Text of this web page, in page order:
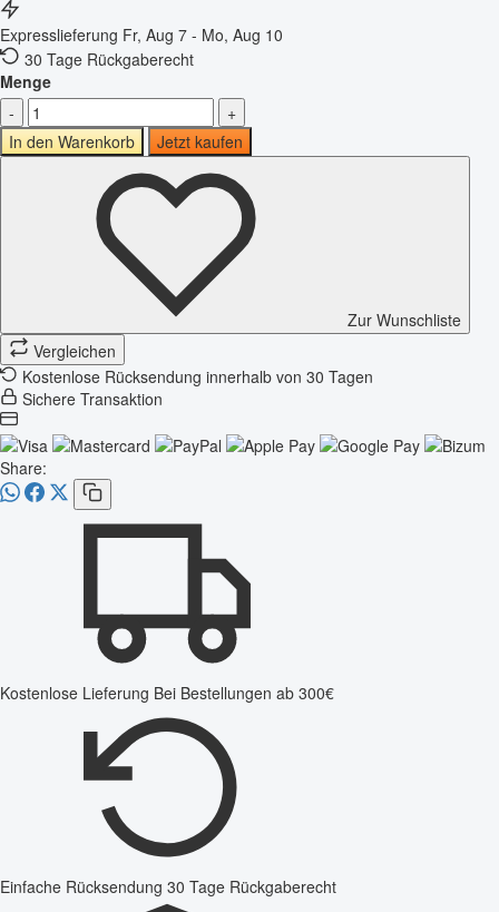
Expresslieferung Fr, Aug 7 - Mo, Aug 10
30 Tage Rückgaberecht
Menge
-
+
In den Warenkorb
Jetzt kaufen
Zur Wunschliste
Vergleichen
Kostenlose Rücksendung innerhalb von 30 Tagen
Sichere Transaktion
Share:
Kostenlose Lieferung Bei Bestellungen ab 300€
Einfache Rücksendung 30 Tage Rückgaberecht